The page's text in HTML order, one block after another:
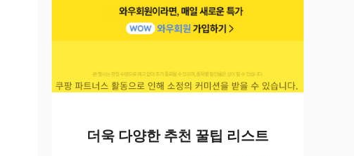
더욱 다양한 추천 꿀팁 리스트